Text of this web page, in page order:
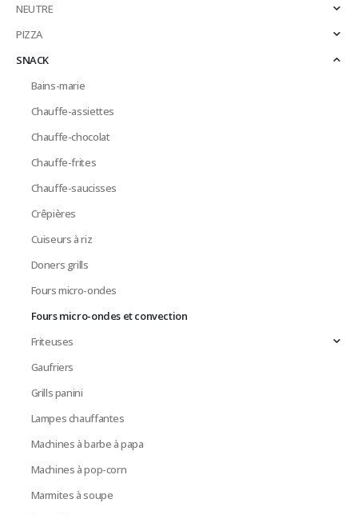
NEUTRE
PIZZA
SNACK
Bains-marie
Chauffe-assiettes
Chauffe-chocolat
Chauffe-frites
Chauffe-saucisses
Crêpières
Cuiseurs à riz
Doners grills
Fours micro-ondes
Fours micro-ondes et convection
Friteuses
Gaufriers
Grills panini
Lampes chauffantes
Machines à barbe à papa
Machines à pop-corn
Marmites à soupe